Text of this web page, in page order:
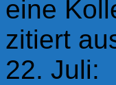
eine
zitiert
22. Juli: